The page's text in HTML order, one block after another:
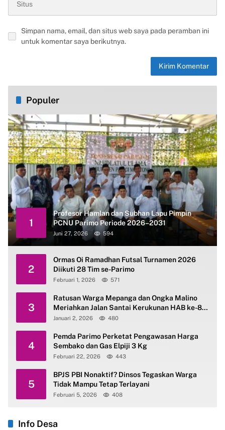
Simpan nama, email, dan situs web saya pada peramban ini
untuk komentar saya berikutnya.
Populer
1
Profesor Hamlan dan Subhan Lapu Pimpin
PCNU Parimo Periode 2026–2031
Juni 27, 2026 594
2
Ormas Oi Ramadhan Futsal Turnamen 2026
Diikuti 28 Tim se-Parimo
Februari 1, 2026 571
3
Ratusan Warga Mepanga dan Ongka Malino
Meriahkan Jalan Santai Kerukunan HAB ke-80
Kemenag Parimo
Januari 2, 2026 480
4
Pemda Parimo Perketat Pengawasan Harga
Sembako dan Gas Elpiji 3 Kg
Februari 22, 2026 443
5
BPJS PBI Nonaktif? Dinsos Tegaskan Warga
Tidak Mampu Tetap Terlayani
Februari 5, 2026 408
Info Desa